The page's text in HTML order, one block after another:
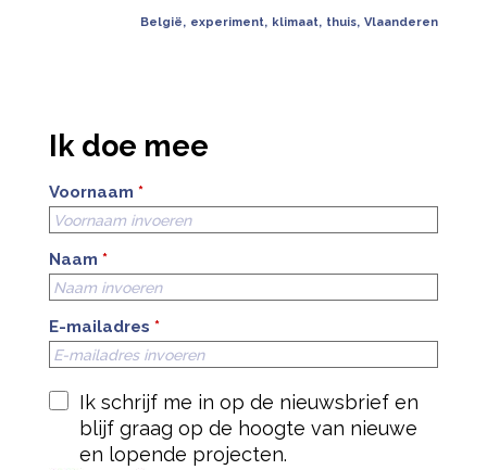
België, experiment, klimaat, thuis, Vlaanderen
Ik doe mee
Voornaam *
Naam *
E-mailadres *
Ik schrijf me in op de nieuwsbrief en
blijf graag op de hoogte van nieuwe
en lopende projecten.